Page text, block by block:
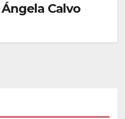
Ángela Calvo